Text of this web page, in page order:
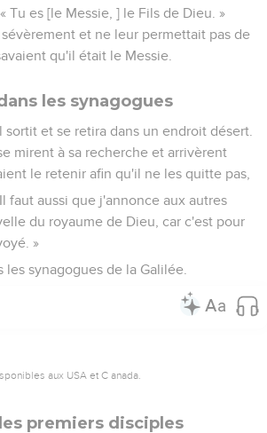
Tu es [le Messie, ] le Fils de Dieu. »
et ne leur permettait pas de
qu'il était le Messie.
les synagogues
sortit et se retira dans un endroit désert.
mirent à sa recherche et arrivèrent
le retenir afin qu'il ne les quitte pas,
faut aussi que j'annonce aux autres
du royaume de Dieu, car c'est pour
»
les synagogues de la Galilée.
aux USA et C anada.
premiers disciples